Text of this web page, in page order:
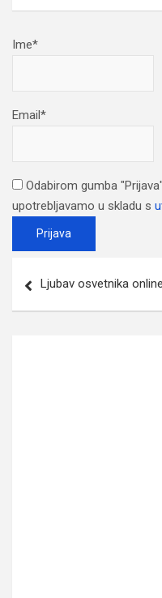
Ime*
Email*
Odabirom gumba
upotrebljavamo u skladu s
navigation
Ljubav osvetnika